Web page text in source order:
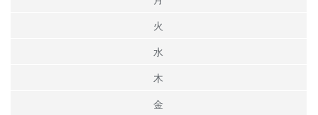
火
水
木
金